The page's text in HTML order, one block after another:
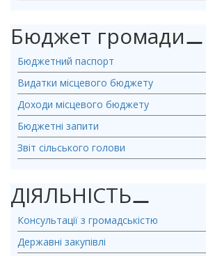
Бюджет громади⚊
Бюджетний паспорт
Видатки місцевого бюджету
Доходи місцевого бюджету
Бюджетні запити
Звіт сільського голови
ДІЯЛЬНІСТЬ⚊
Консультації з громадськістю
Державні закупівлі